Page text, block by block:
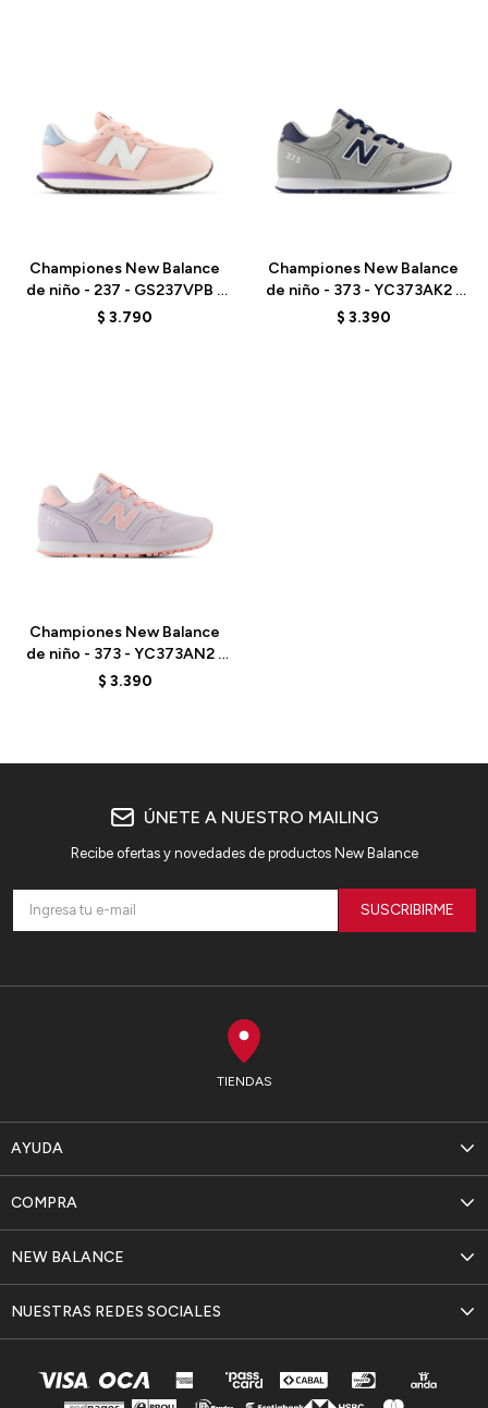
Championes New Balance
de niño - 237 - GS237VPB -
PINK
$ 3.790
Championes New Balance
de niño - 373 - YC373AK2 -
RAIN CLOUD
$ 3.390
Championes New Balance
de niño - 373 - YC373AN2 -
PURPLE
$ 3.390
TIENDAS
AYUDA
NEW BALANCE
COMPRA
NUESTRAS REDES SOCIALES
ÚNETE A NUESTRO MAILING
Recibe ofertas y novedades de productos New Balance
SUSCRIBIRME